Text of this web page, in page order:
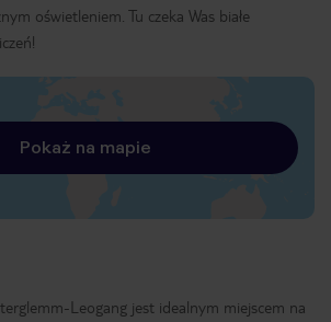
oświetleniem. Tu czeka Was białe
Pokaż na mapie
Leogang jest idealnym miejscem na